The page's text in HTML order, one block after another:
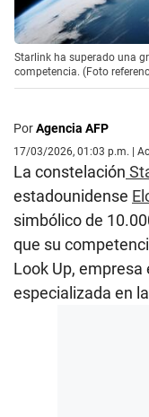
Starlink ha superado una
competencia. (Foto
PorAgencia AFP
17/03/2026, 01:03 p.m. |
La constelación
estadounidense
simbólico de
que su
Look Up,
especializada en